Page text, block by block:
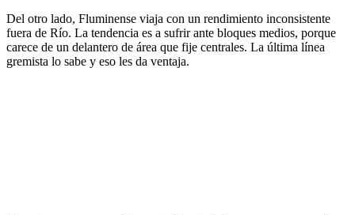
Del otro lado, Fluminense viaja con un rendimiento inconsistente
fuera de Río. La tendencia es a sufrir ante bloques medios, porque
carece de un delantero de área que fije centrales. La última línea
gremista lo sabe y eso les da ventaja.